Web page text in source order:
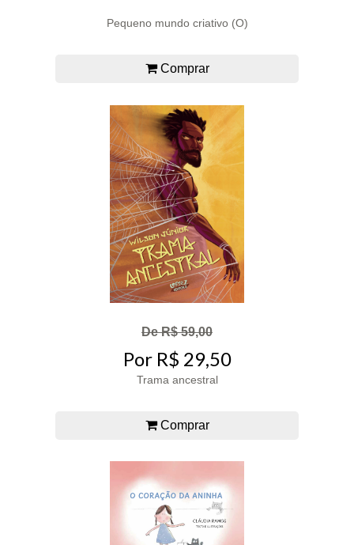
Pequeno mundo criativo (O)
Comprar
De R$ 59,00
Por R$ 29,50
Trama ancestral
Comprar